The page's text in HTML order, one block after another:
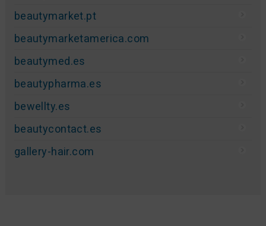
beautymarket.pt
beautymarketamerica.com
beautymed.es
beautypharma.es
bewellty.es
beautycontact.es
gallery-hair.com